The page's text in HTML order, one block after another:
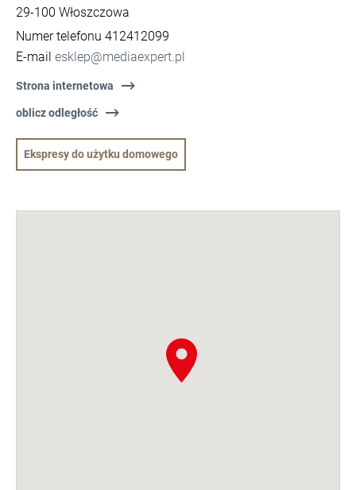
29-100 Włoszczowa
Numer telefonu 412412099
E-mail esklep@mediaexpert.pl
Strona internetowa
oblicz odległość
Ekspresy do użytku domowego